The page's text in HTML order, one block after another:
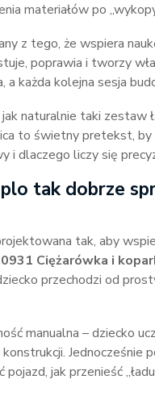
materiałów po
z tego, że wspiera
poprawia i tworzy
a każda kolejna sesja
naturalnie taki zestaw
to świetny pretekst,
i dlaczego liczy się
tak dobrze
tak, aby
Ciężarówka i
przechodzi od
manualna – dziecko
Jednocześnie
jak przenieść